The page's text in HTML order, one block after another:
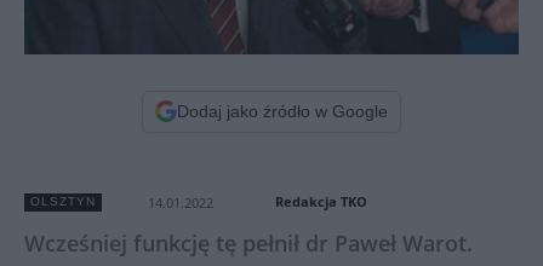
Dodaj jako źródło w Google
OLSZTYN 14.01.2022 Redakcja TKO
Wcześniej funkcję tę pełnił dr Paweł Warot.